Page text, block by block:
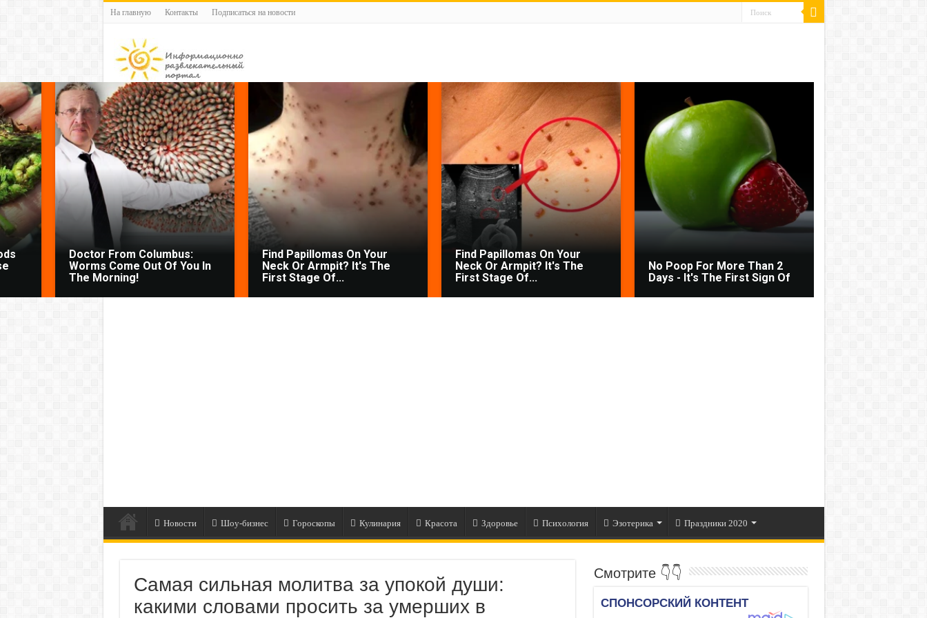
На главную Контакты Подписаться на новости
Doctor From Columbus:
Worms Come Out Of You In
The Morning!
Find Papillomas On Your
Neck Or Armpit? It's The
First Stage Of...
Find Papillomas On Your
Neck Or Armpit? It's The
First Stage Of...
No Poop For More Than 2
Days - It's The First Sign Of
Новости Шоу-бизнес Гороскопы Кулинария Красота Здоровье Психология Эзотерика Праздники 2020
Самая сильная молитва за упокой души:
какими словами просить за умерших в
Смотрите 👇👇